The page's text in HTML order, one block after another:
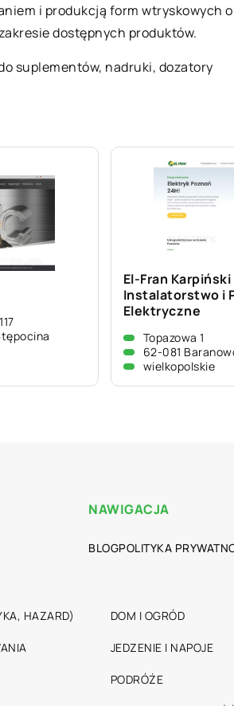
i produkcją form wtryskowych
dostępnych produktów.
suplementów, nadruki, dozatory
El-Fran
Instalatorstwo i
Elektryczne
Topazowa 1
62-081
wielkopolskie
NAWIGACJA
BLOGPOLITYKA
HAZARD) DOM I OGRÓD
JEDZENIE I NAPOJE
PODRÓŻE